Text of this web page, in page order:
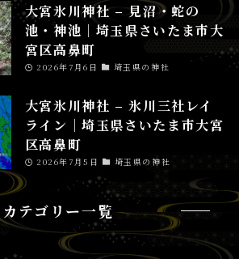
大宮氷川神社 – 見沼・蛇の
池・神池│埼玉県さいたま市大
宮区高鼻町
2026年7月6日 埼玉県の神社
大宮氷川神社 – 氷川三社レイ
ライン│埼玉県さいたま市大宮
区高鼻町
2026年7月5日 埼玉県の神社
カテゴリー一覧